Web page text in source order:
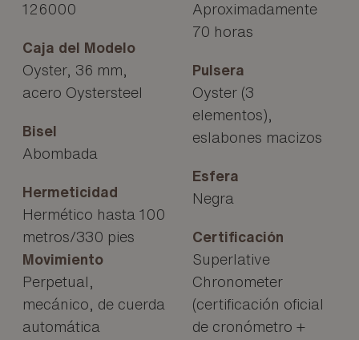
126000
Caja del Modelo
Oyster, 36 mm,
acero Oystersteel
Bisel
Abombada
Hermeticidad
Hermético hasta 100
metros/330 pies
Movimiento
Perpetual,
mecánico, de cuerda
automática
Aproximadamente
70 horas
Pulsera
Oyster (3
elementos),
eslabones macizos
Esfera
Negra
Certificación
Superlative
Chronometer
(certificación oficial
de cronómetro +